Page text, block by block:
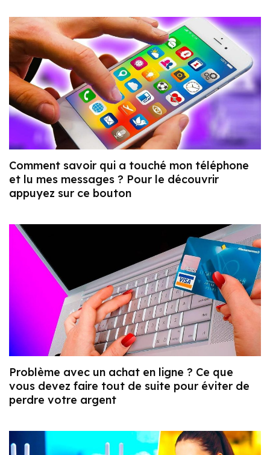
Comment savoir qui a touché mon téléphone
et lu mes messages ? Pour le découvrir
appuyez sur ce bouton
Problème avec un achat en ligne ? Ce que
vous devez faire tout de suite pour éviter de
perdre votre argent